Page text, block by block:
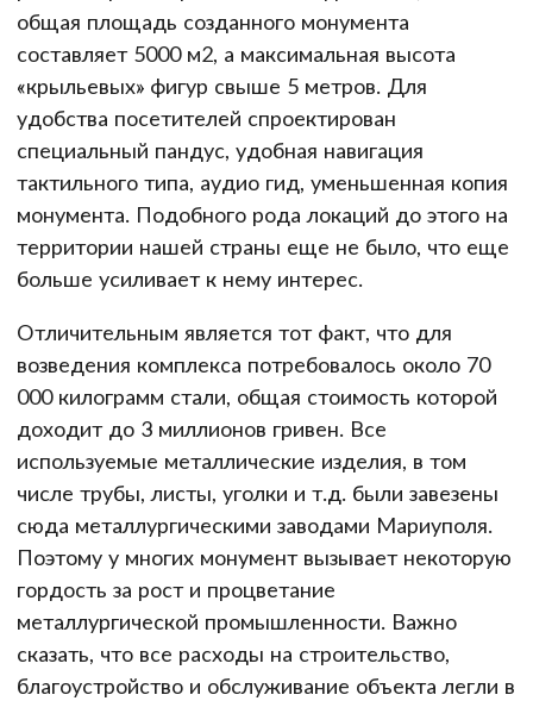
общая площадь созданного монумента
составляет 5000 м2, а максимальная высота
«крыльевых» фигур свыше 5 метров. Для
удобства посетителей спроектирован
специальный пандус, удобная навигация
тактильного типа, аудио гид, уменьшенная копия
монумента. Подобного рода локаций до этого на
территории нашей страны еще не было, что еще
больше усиливает к нему интерес.
Отличительным является тот факт, что для
возведения комплекса потребовалось около 70
000 килограмм стали, общая стоимость которой
доходит до 3 миллионов гривен. Все
используемые металлические изделия, в том
числе трубы, листы, уголки и т.д. были завезены
сюда металлургическими заводами Мариуполя.
Поэтому у многих монумент вызывает некоторую
гордость за рост и процветание
металлургической промышленности. Важно
сказать, что все расходы на строительство,
благоустройство и обслуживание объекта легли в